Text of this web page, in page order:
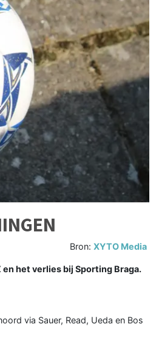
Bron:XYTO Media
en het verlies bij Sporting Braga.
via Sauer, Read, Ueda en Bos